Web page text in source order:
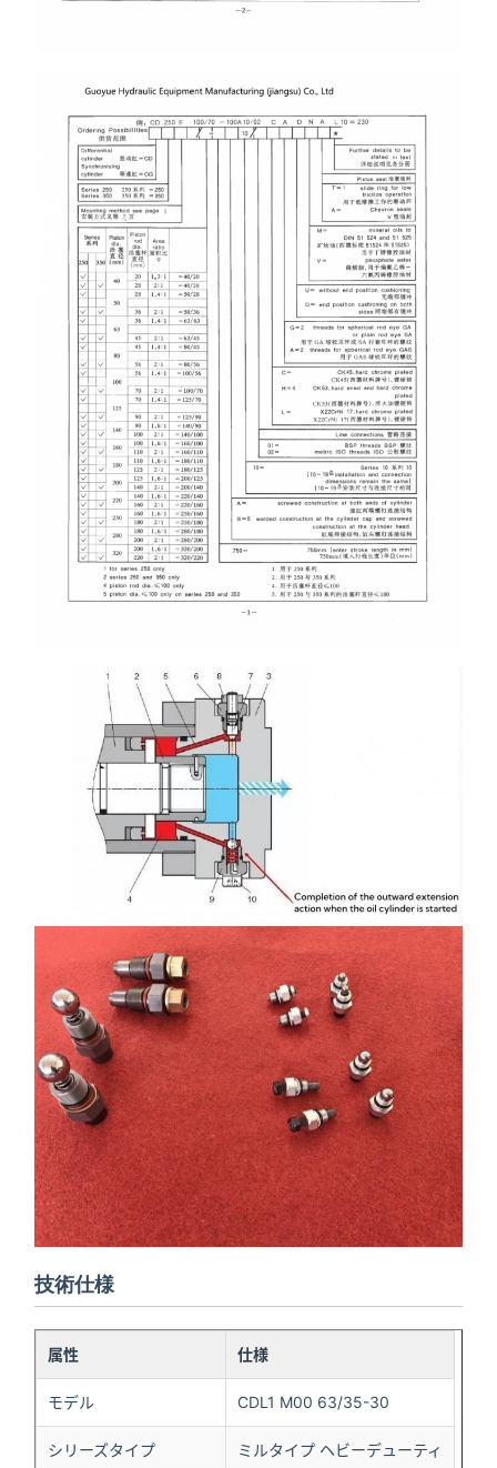
技術仕様
属性 仕様
モデル CDL1 M00 63/35-30
シリーズタイプ ミルタイプ ヘビーデューティ